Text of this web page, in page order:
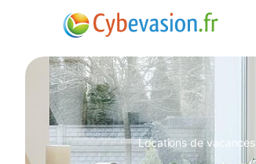
Locations de vacances